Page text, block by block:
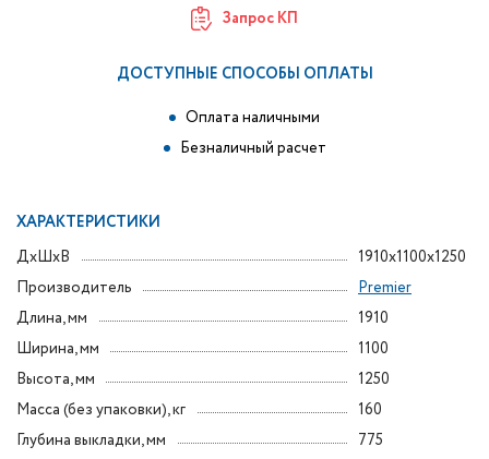
Запрос КП
ДОСТУПНЫЕ СПОСОБЫ ОПЛАТЫ
Оплата наличными
Безналичный расчет
ХАРАКТЕРИСТИКИ
ДxШxВ
1910x1100x1250
Производитель
Premier
Длина, мм
1910
Ширина, мм
1100
Высота, мм
1250
Масса (без упаковки), кг
160
Глубина выкладки, мм
775